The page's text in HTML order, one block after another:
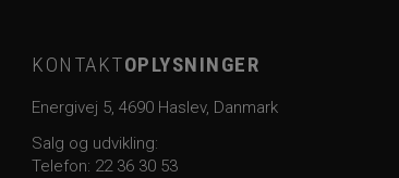
KONTAKTOPLYSNINGER
Energivej 5, 4690 Haslev, Danmark
Salg og udvikling:
Telefon: 22 36 30 53